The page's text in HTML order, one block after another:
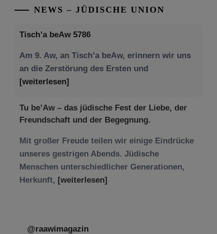
NEWS – JÜDISCHE UNION
Tisch’a beAw 5786
Am 9. Aw, an Tisch’a beAw, erinnern wir uns
an die Zerstörung des Ersten und
[weiterlesen]
Tu be’Aw – das jüdische Fest der Liebe, der
Freundschaft und der Begegnung.
Mit großer Freude teilen wir einige Eindrücke
unseres gestrigen Abends. Jüdische
Menschen unterschiedlicher Generationen,
Herkunft, [weiterlesen]
@raawimagazin